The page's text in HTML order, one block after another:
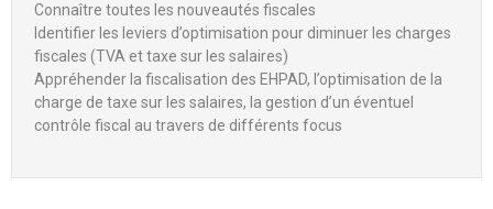
Connaître toutes les nouveautés fiscales
Identifier les leviers d’optimisation pour diminuer les charges
fiscales (TVA et taxe sur les salaires)
Appréhender la fiscalisation des EHPAD, l’optimisation de la
charge de taxe sur les salaires, la gestion d’un éventuel
contrôle fiscal au travers de différents focus